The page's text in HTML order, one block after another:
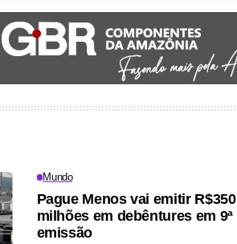
Mundo
Pague Menos vai emitir R$350
milhões em debêntures em 9ª
emissão